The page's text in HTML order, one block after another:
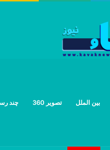
بین الملل تصویر 360 چند